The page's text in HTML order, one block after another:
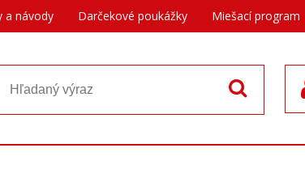
a návody Darčekové poukážky Miešací program